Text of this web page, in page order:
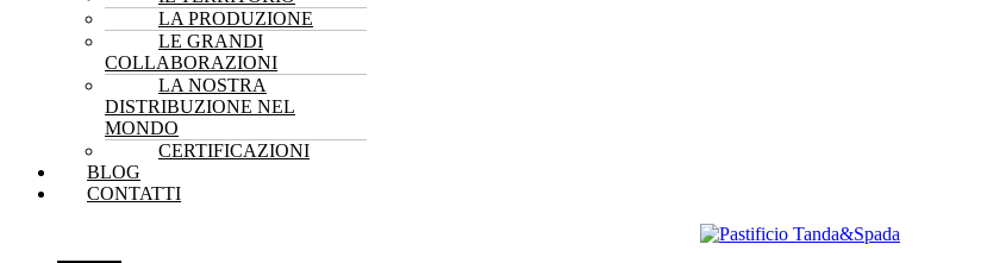
LA PRODUZIONE
LE GRANDI
COLLABORAZIONI
LA NOSTRA
DISTRIBUZIONE NEL
MONDO
CERTIFICAZIONI
BLOG
CONTATTI